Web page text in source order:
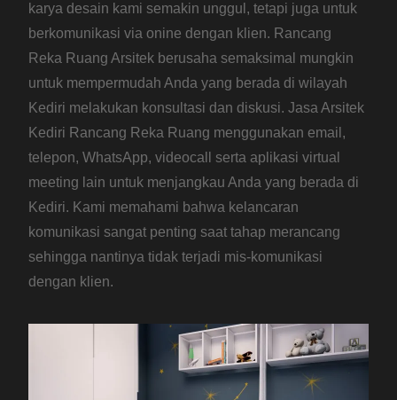
karya desain kami semakin unggul, tetapi juga untuk
berkomunikasi via onine dengan klien. Rancang
Reka Ruang Arsitek berusaha semaksimal mungkin
untuk mempermudah Anda yang berada di wilayah
Kediri melakukan konsultasi dan diskusi. Jasa Arsitek
Kediri Rancang Reka Ruang menggunakan email,
telepon, WhatsApp, videocall serta aplikasi virtual
meeting lain untuk menjangkau Anda yang berada di
Kediri. Kami memahami bahwa kelancaran
komunikasi sangat penting saat tahap merancang
sehingga nantinya tidak terjadi mis-komunikasi
dengan klien.